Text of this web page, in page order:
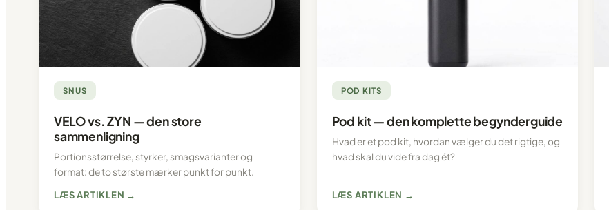
SNUS
VELO vs. ZYN — den store
sammenligning
Portionsstørrelse, styrker, smagsvarianter og
format: de to største mærker punkt for punkt.
LÆS ARTIKLEN →
POD KITS
Pod kit — den komplette begynderguide
Hvad er et pod kit, hvordan vælger du det rigtige, og
hvad skal du vide fra dag ét?
LÆS ARTIKLEN →